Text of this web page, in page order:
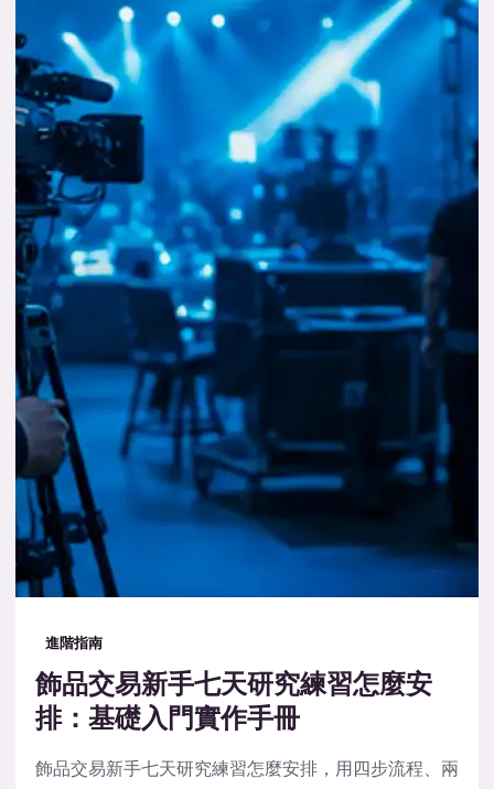
進階指南
飾品交易新手七天研究練習怎麼安
排：基礎入門實作手冊
飾品交易新手七天研究練習怎麼安排，用四步流程、兩